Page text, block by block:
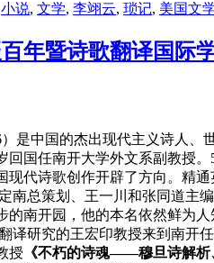
小说, 文学, 李翊云, 琐记, 美国文
年暨诗歌翻译国际
）是中国的杰出现代主义诗人
国任南开大学外文系副教授
现代诗歌创作开辟了方向。精
南总策划、王一川和张同道
的南开园，他的本名依然鲜为
译研究的王宏印教授来到南开
授 《不朽的诗魂——穆旦诗解析